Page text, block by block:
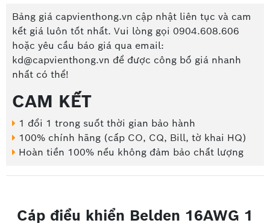
Bảng giá capvienthong.vn cập nhật liên tục và cam
kết giá luôn tốt nhất. Vui lòng gọi 0904.608.606
hoặc yêu cầu báo giá qua email:
kd@capvienthong.vn để được công bố giá nhanh
nhất có thể!
CAM KẾT
1 đổi 1 trong suốt thời gian bảo hành
100% chính hãng (cấp CO, CQ, Bill, tờ khai HQ)
Hoàn tiền 100% nếu không đảm bảo chất lượng
Cáp điều khiển Belden 16AWG 1